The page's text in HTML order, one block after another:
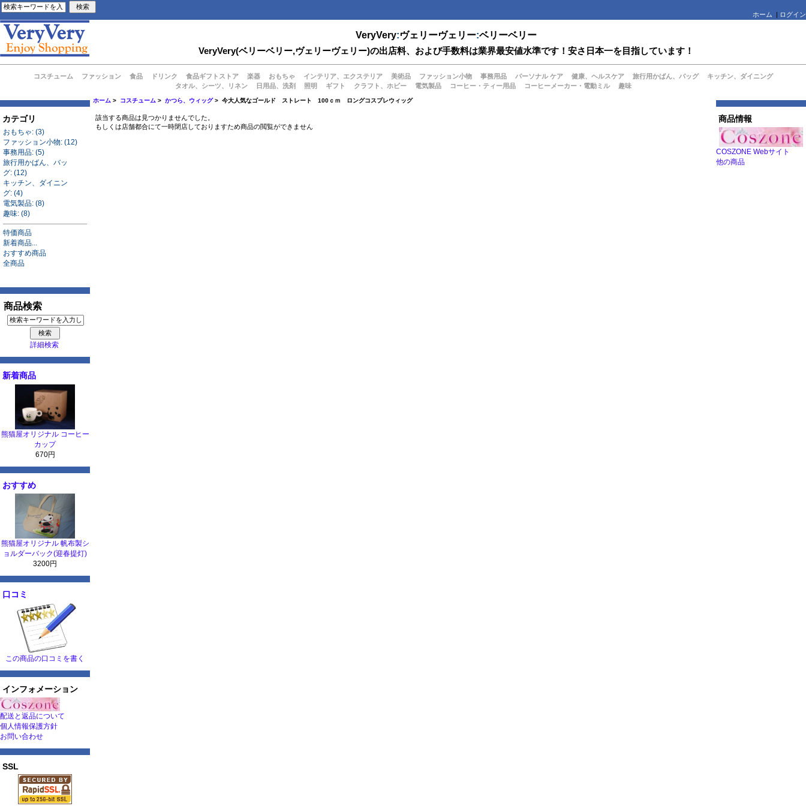
ホーム | ログイン
VeryVery:ヴェリーヴェリー:ベリーベリー
VeryVery(ベリーベリー,ヴェリーヴェリー)の出店料、および手数料は業界最安値水準です！安さ日本一を目指しています！
コスチューム ファッション 食品 ドリンク 食品ギフトストア 楽器 おもちゃ インテリア、エクステリア 美術品 ファッション小物 事務用品 パーソナル ケア 健康、ヘルスケア 旅行用かばん、バッグ
キッチン、ダイニング
タオル、シーツ、リネン
日用品、洗剤 照明 ギフト クラフト、ホビー 電気製品 コーヒー・ティー用品 コーヒーメーカー・電動ミル 趣味
カテゴリ
おもちゃ: (3)
ファッション小物: (12)
事務用品: (5)
旅行用かばん、バッ
グ: (12)
キッチン、ダイニン
グ: (4)
電気製品: (8)
趣味: (8)
特価商品
新着商品...
おすすめ商品
全商品
商品検索
詳細検索
新着商品
熊猫屋オリジナル コーヒー
カップ
670円
おすすめ
熊猫屋オリジナル 帆布製シ
ョルダーバック(迎春提灯)
3200円
口コミ
この商品の口コミを書く
インフォメーション
配送と返品について
個人情報保護方針
お問い合わせ
SSL
ホーム > コスチューム >かつら、ウィッグ> 今大人気なゴールド ストレート 100ｃｍ ロングコスプレウィッグ
該当する商品は見つかりませんでした。
もしくは店舗都合にて一時閉店しておりますため商品の閲覧ができません
商品情報
COSZONE Webサイト
他の商品